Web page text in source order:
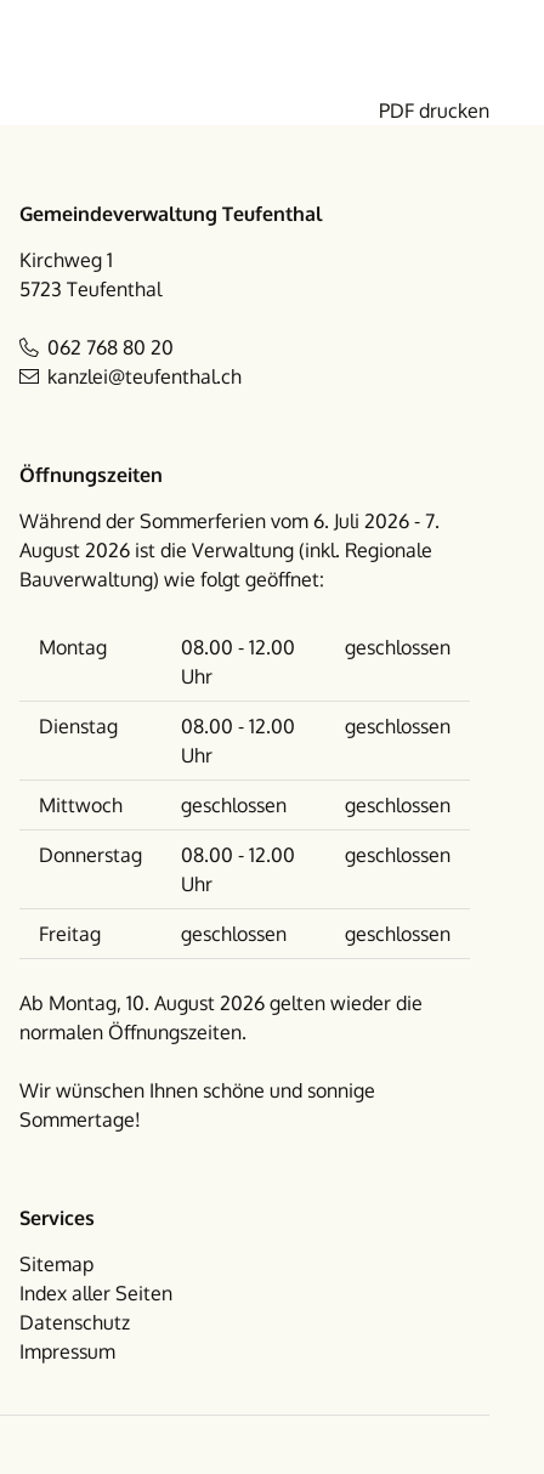
PDF drucken
Gemeindeverwaltung Teufenthal
Kirchweg 1
5723 Teufenthal
062 768 80 20
kanzlei@teufenthal.ch
Öffnungszeiten
Während der Sommerferien vom 6. Juli 2026 - 7.
August 2026 ist die Verwaltung (inkl. Regionale
Bauverwaltung) wie folgt geöffnet:
Wochentag Vormittag Nachmittag
Montag
08.00 - 12.00
Uhr
geschlossen
Dienstag
08.00 - 12.00
Uhr
geschlossen
Mittwoch geschlossen geschlossen
Donnerstag
08.00 - 12.00
Uhr
geschlossen
Freitag geschlossen geschlossen
Ab Montag, 10. August 2026 gelten wieder die
normalen Öffnungszeiten.
Wir wünschen Ihnen schöne und sonnige
Sommertage!
Services
Sitemap
Index aller Seiten
Datenschutz
Impressum